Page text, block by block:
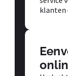
klanten